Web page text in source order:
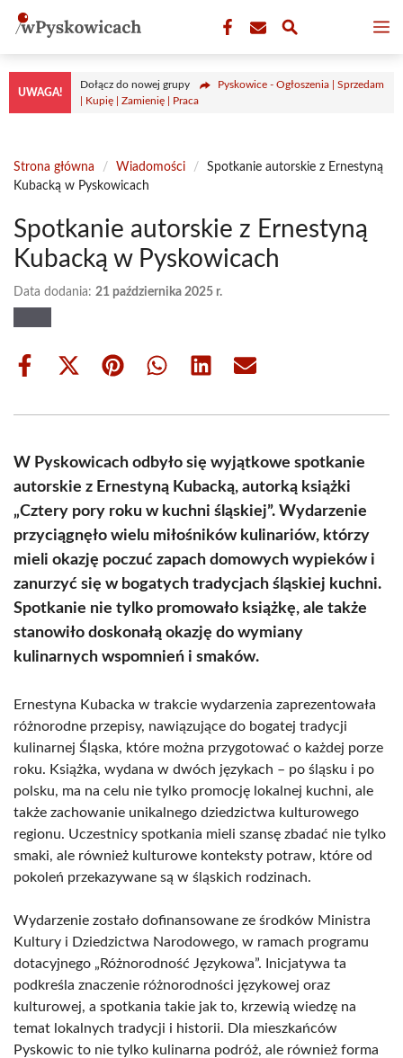
Przejdź
treści
UWAGA!
Dołącz do nowej grupy
Pyskowice - Ogłoszenia | Sprzedam
| Kupię | Zamienię | Praca
Strona główna / Wiadomości /
Spotkanie autorskie z Ernestyną
Kubacką w Pyskowicach
Spotkanie autorskie z Ernestyną
Kubacką w Pyskowicach
Data dodania: 21 października 2025 r.
Share
Share
(Twitter)
Share Share Share Share
W Pyskowicach odbyło się wyjątkowe spotkanie
autorskie z Ernestyną Kubacką, autorką książki
„Cztery pory roku w kuchni śląskiej”. Wydarzenie
przyciągnęło wielu miłośników kulinariów, którzy
mieli okazję poczuć zapach domowych wypieków i
zanurzyć się w bogatych tradycjach śląskiej kuchni.
Spotkanie nie tylko promowało książkę, ale także
stanowiło doskonałą okazję do wymiany
kulinarnych wspomnień i smaków.
Ernestyna Kubacka w trakcie wydarzenia zaprezentowała
różnorodne przepisy, nawiązujące do bogatej tradycji
kulinarnej Śląska, które można przygotować o każdej porze
roku. Książka, wydana w dwóch językach – po śląsku i po
polsku, ma na celu nie tylko promocję lokalnej kuchni, ale
także zachowanie unikalnego dziedzictwa kulturowego
regionu. Uczestnicy spotkania mieli szansę zbadać nie tylko
smaki, ale również kulturowe konteksty potraw, które od
pokoleń przekazywane są w śląskich rodzinach.
Wydarzenie zostało dofinansowane ze środków Ministra
Kultury i Dziedzictwa Narodowego, w ramach programu
dotacyjnego „Różnorodność Językowa”. Inicjatywa ta
podkreśla znaczenie różnorodności językowej oraz
kulturowej, a spotkania takie jak to, krzewią wiedzę na
temat lokalnych tradycji i historii. Dla mieszkańców
Pyskowic to nie tylko kulinarna podróż, ale również forma